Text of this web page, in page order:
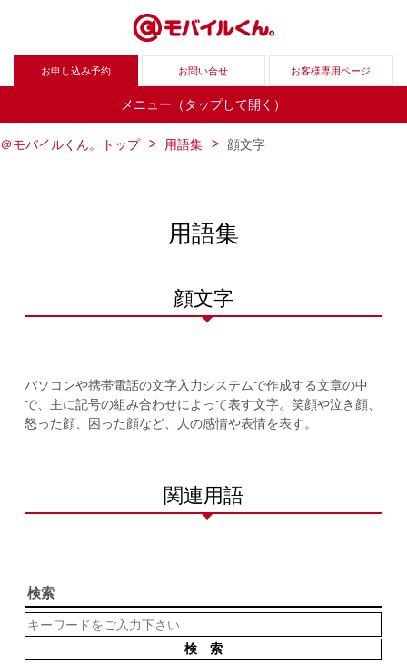
お申し込み予約 お問い合せ お客様専用ページ
メニュー（タップして開く）
＠モバイルくん。トップ 用語集 顔文字
用語集
顔文字
パソコンや携帯電話の文字入力システムで作成する文章の中
で、主に記号の組み合わせによって表す文字。笑顔や泣き顔、
怒った顔、困った顔など、人の感情や表情を表す。
関連用語
検索